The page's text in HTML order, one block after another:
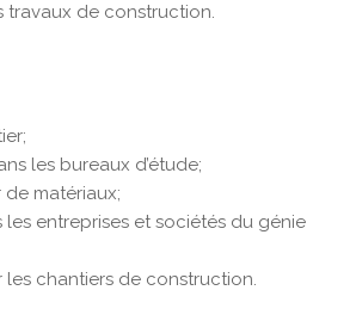
travaux de construction.
les bureaux d’étude;
matériaux;
les entreprises et sociétés du génie
les chantiers de construction.